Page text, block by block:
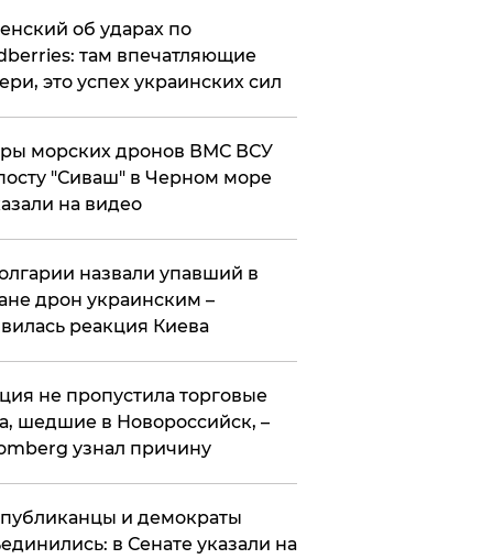
об ударах по
там впечатляющие
это успех украинских сил
морских дронов ВМС ВСУ
"Сиваш" в Черном море
на видео
назвали упавший в
дрон украинским –
реакция Киева
не пропустила торговые
шедшие в Новороссийск, –
узнал причину
и демократы
в Сенате указали на